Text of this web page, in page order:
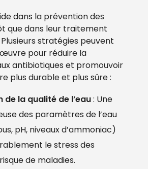
dans la prévention des
que dans leur traitement
stratégies peuvent
pour réduire la
antibiotiques et promouvoir
plus durable et plus sûre :
la qualité de l’eau: Une
des paramètres de l’eau
pH, niveaux d’ammoniac)
le stress des
de maladies.